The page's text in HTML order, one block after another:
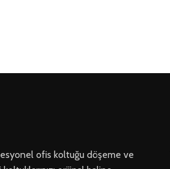
ofis koltuğu döşeme ve